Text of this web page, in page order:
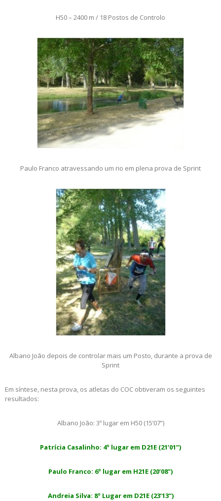
H50 – 2400 m / 18 Postos de Controlo
Paulo Franco atravessando um rio em plena prova de Sprint
Albano João depois de controlar mais um Posto, durante a prova de
Sprint
Em síntese, nesta prova, os atletas do COC obtiveram os seguintes
resultados:
Albano João: 3º lugar em H50 (15’07”)
Patrícia Casalinho: 4º lugar em D21E (21’01”)
Paulo Franco: 6º lugar em H21E (20’08”)
Andreia Silva: 8º Lugar em D21E (23’13”)